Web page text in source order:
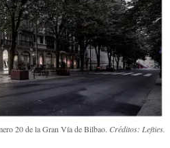
20 de la Gran Vía de Bilbao. Créditos: Lefties.